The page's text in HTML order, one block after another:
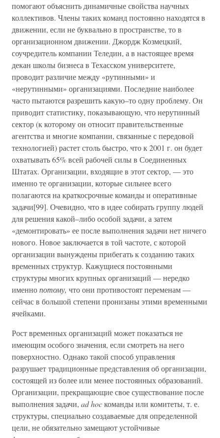
помогают объяснить динамичные свойства научных
коллективов. Члены таких команд постоянно находятся в
движении, если не буквально в пространстве, то в
организационном движении. Джордж Козмецкий,
соучредитель компании Теледин, а в настоящее время
декан школы бизнеса в Техасском университете,
проводит различие между «рутинными» и
«нерутинными» организациями. Последние наиболее
часто пытаются разрешить какую–то одну проблему. Он
приводит статистику, показывающую, что нерутинный
сектор (к которому он относит правительственные
агентства и многие компании, связанные с передовой
технологией) растет столь быстро, что к 2001 г. он будет
охватывать 65% всей рабочей силы в Соединенных
Штатах. Организации, входящие в этот сектор, — это
именно те организации, которые сильнее всего
полагаются на краткосрочные команды и оперативные
задачи[99]. Очевидно, что в идее собирать группу людей
для решения какой–либо особой задачи, а затем
«демонтировать» ее после выполнения задачи нет ничего
нового. Новое заключается в той частоте, с которой
организации вынуждены прибегать к созданию таких
временных структур. Кажущиеся постоянными
структуры многих крупных организаций — нередко
именнопотому, что они противостоят переменам —
сейчас в большой степени пронизаны этими временными
ячейками.
Рост временных организаций может показаться не
имеющим особого значения, если смотреть на него
поверхностно. Однако такой способ управления
разрушает традиционные представления об организации,
состоящей из более или менее постоянных образований.
Организации, прекращающие свое существование после
выполнения задачи, ad hocкоманды или комитеты, т. е.
структуры, специально создаваемые для определенной
цели, не обязательно замещают устойчивые